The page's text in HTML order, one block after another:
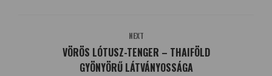
NEXT
VÖRÖS LÓTUSZ-TENGER – THAIFÖLD
GYÖNYÖRŰ LÁTVÁNYOSSÁGA